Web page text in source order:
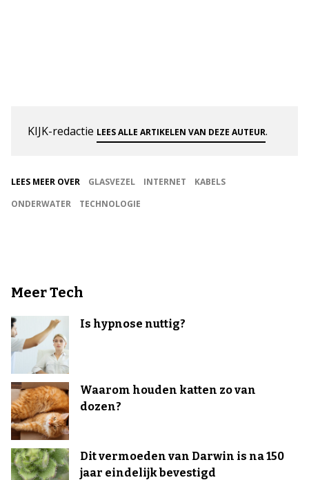
KIJK-redactie LEES ALLE ARTIKELEN VAN DEZE AUTEUR.
LEES MEER OVER GLASVEZEL INTERNET
KABELS
ONDERWATER
TECHNOLOGIE
Meer Tech
Is hypnose nuttig?
Waarom houden katten zo van
dozen?
Dit vermoeden van Darwin is na 150
jaar eindelijk bevestigd